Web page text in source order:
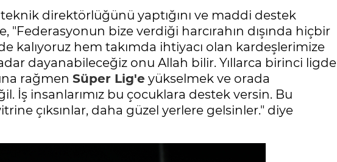
teknik direktörlüğünü yaptığını ve maddi destek
bize verdiği harcırahın dışında hiçbir
kalıyoruz hem takımda ihtiyacı olan kardeşlerimize
dayanabileceğiz onu Allah bilir. Yıllarca birinci ligde
rağmen Süper Lig'e yükselmek ve orada
İş insanlarımız bu çocuklara destek versin. Bu
çıksınlar, daha güzel yerlere gelsinler." diye